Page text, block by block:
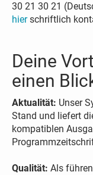
30 21 30 21
hierschriftlich
Deine
einen
Aktualität: Unser
Stand und liefert
kompatiblen
Qualität: Als